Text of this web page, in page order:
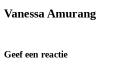
Vanessa Amurang
Geef een reactie